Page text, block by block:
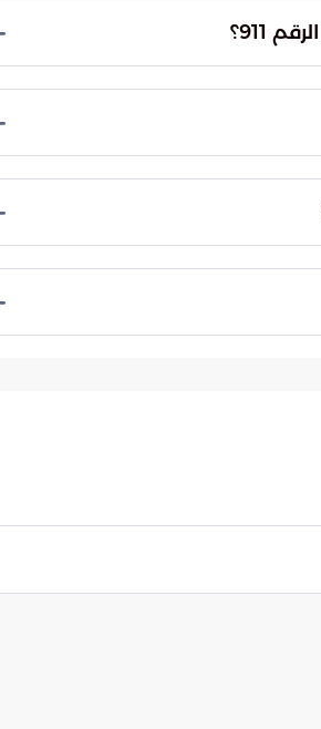
والمنطقة الشرقية، وذلك 911؟
المتعلقة بمخالفات أنظمة الحج
أي تجاوزات أو محاولات للتحايل على
الأساليب المبتكرة للتحايل